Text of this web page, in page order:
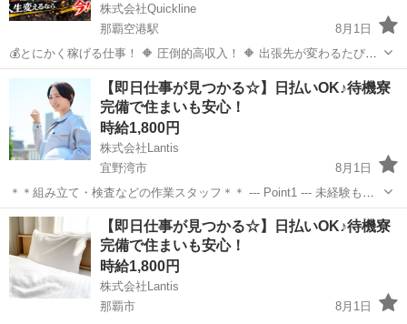
株式会社Quickline
那覇空港駅
8月1日
💰とにかく稼げる仕事！ 🔶 圧倒的高収入！ 🔶 出張先が変わるたび
【10万円以上】支給！ 🔶 宿泊費・交通費すべて会社負担！ 🔶 未経験
OK（8割が未経験スタート） 🔶 数ヶ月だけの短期もOK！ 🏭仕事内容
沖縄 石垣市 那覇空港駅 出張先
【即日仕事が見つかる☆】日払いOK♪待機寮
完備で住まいも安心！
時給1,800円
株式会社Lantis
宜野湾市
8月1日
＊＊組み立て・検査などの作業スタッフ＊＊ --- Point1 --- 未経験も就
業OK！ 工場未経験でもご安心ください！！ 先輩スタッフがイチから
丁寧にサポート！ 未経験からスタートした方も多数活躍しています
☆...
沖縄 宜野湾市 工場 スタッフ
【即日仕事が見つかる☆】日払いOK♪待機寮
完備で住まいも安心！
時給1,800円
株式会社Lantis
那覇市
8月1日